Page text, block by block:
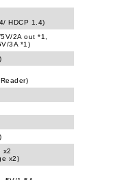
HDCP 1.4)
2A out *1,
3A *1)
x2
x2)